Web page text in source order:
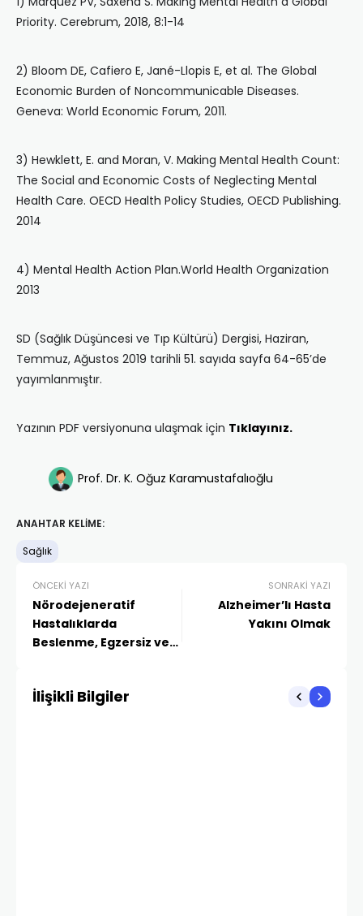
Priority. Cerebrum, 2018, 8:1-14
2) Bloom DE, Cafiero E, Jané-Llopis E, et al. The Global
Economic Burden of Noncommunicable Diseases.
Geneva: World Economic Forum, 2011.
3) Hewklett, E. and Moran, V. Making Mental Health Count:
The Social and Economic Costs of Neglecting Mental
Health Care. OECD Health Policy Studies, OECD Publishing.
2014
4) Mental Health Action Plan.World Health Organization
2013
SD (Sağlık Düşüncesi ve Tıp Kültürü) Dergisi, Haziran,
Temmuz, Ağustos 2019 tarihli 51. sayıda sayfa 64-65’de
yayımlanmıştır.
Yazının PDF versiyonuna ulaşmak için Tıklayınız.
Prof. Dr. K. Oğuz Karamustafalıoğlu
ANAHTAR KELIME:
Sağlık
ÖNCEKI YAZI
Nörodejeneratif
Hastalıklarda
Beslenme, Egzersiz ve
SONRAKI YAZI
Alzheimer’lı Hasta
Yakını Olmak
İlişikli Bilgiler